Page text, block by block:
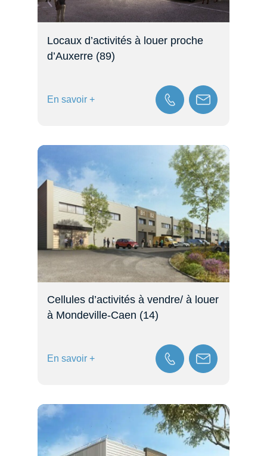
Locaux d’activités à louer proche
d’Auxerre (89)
En savoir +
Cellules d’activités à vendre/ à louer
à Mondeville-Caen (14)
En savoir +